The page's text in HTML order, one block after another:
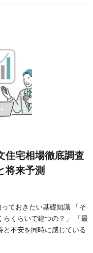
住宅相場徹底調査
将来予測
ておきたい基礎知識 「そ
らくらいで建つの？」 「最
と不安を同時に感じている